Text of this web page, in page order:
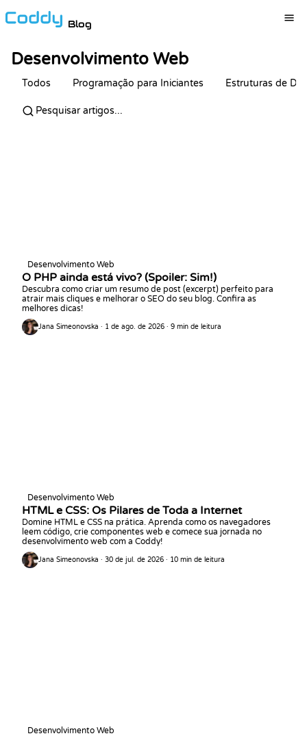
Blog
Desenvolvimento Web
Todos Programação para Iniciantes Estruturas de
Desenvolvimento Web
O PHP ainda está vivo? (Spoiler: Sim!)
Descubra como criar um resumo de post (excerpt) perfeito para
atrair mais cliques e melhorar o SEO do seu blog. Confira as
melhores dicas!
Jana Simeonovska · 1 de ago. de 2026 · 9 min de leitura
Desenvolvimento Web
HTML e CSS: Os Pilares de Toda a Internet
Domine HTML e CSS na prática. Aprenda como os navegadores
leem código, crie componentes web e comece sua jornada no
desenvolvimento web com a Coddy!
Jana Simeonovska · 30 de jul. de 2026 · 10 min de leitura
Desenvolvimento Web